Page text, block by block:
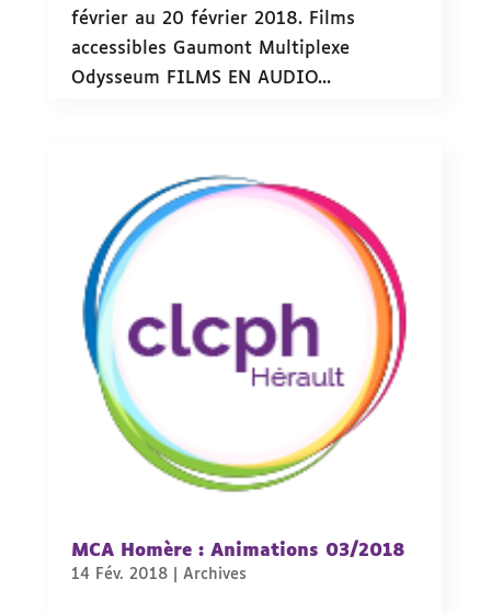
février au 20 février 2018. Films
accessibles Gaumont Multiplexe
Odysseum FILMS EN AUDIO...
MCA Homère : Animations 03/2018
14 Fév. 2018| Archives